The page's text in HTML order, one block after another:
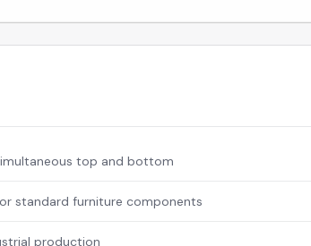
top and bottom
standard furniture components
production